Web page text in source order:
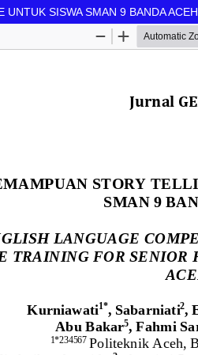
SISWA SMAN 9 BANDA ACEH